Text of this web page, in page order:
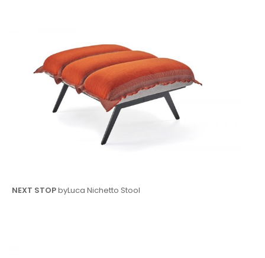
NEXT STOPbyLuca Nichetto Stool